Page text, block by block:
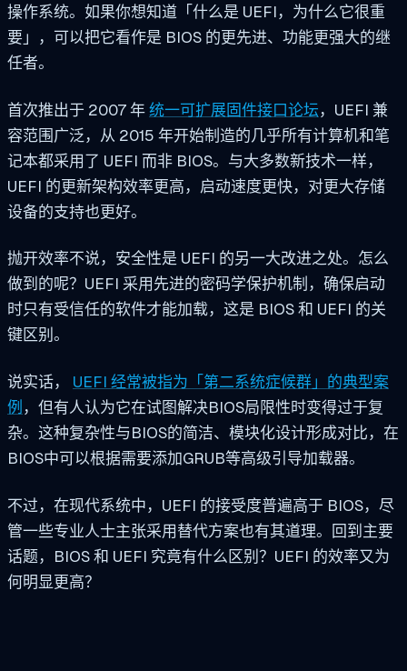
操作系统。如果你想知道「什么是 UEFI，为什么它很重
要」，可以把它看作是 BIOS 的更先进、功能更强大的继
任者。
首次推出于 2007 年统一可扩展固件接口论坛，UEFI 兼
容范围广泛，从 2015 年开始制造的几乎所有计算机和笔
记本都采用了 UEFI 而非 BIOS。与大多数新技术一样，
UEFI 的更新架构效率更高，启动速度更快，对更大存储
设备的支持也更好。
抛开效率不说，安全性是 UEFI 的另一大改进之处。怎么
做到的呢？UEFI 采用先进的密码学保护机制，确保启动
时只有受信任的软件才能加载，这是 BIOS 和 UEFI 的关
键区别。
说实话， UEFI 经常被指为「第二系统症候群」的典型案
例 ，但有人认为它在试图解决BIOS局限性时变得过于复
杂。这种复杂性与BIOS的简洁、模块化设计形成对比，在
BIOS中可以根据需要添加GRUB等高级引导加载器。
不过，在现代系统中，UEFI 的接受度普遍高于 BIOS，尽
管一些专业人士主张采用替代方案也有其道理。回到主要
话题，BIOS 和 UEFI 究竟有什么区别？UEFI 的效率又为
何明显更高？